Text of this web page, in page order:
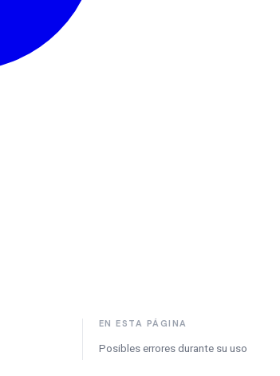
EN ESTA PÁGINA
Posibles errores durante su uso